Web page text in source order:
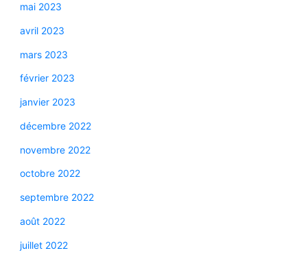
mai 2023
avril 2023
mars 2023
février 2023
janvier 2023
décembre 2022
novembre 2022
octobre 2022
septembre 2022
août 2022
juillet 2022